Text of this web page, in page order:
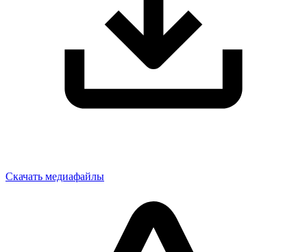
Скачать медиафайлы